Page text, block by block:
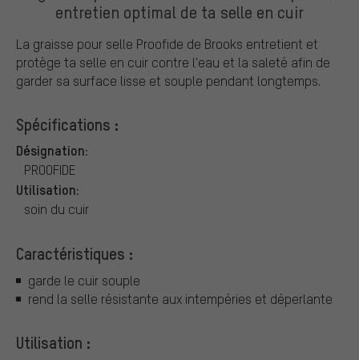
entretien optimal de ta selle en cuir
La graisse pour selle Proofide de Brooks entretient et
protège ta selle en cuir contre l'eau et la saleté afin de
garder sa surface lisse et souple pendant longtemps.
Spécifications :
Désignation:
PROOFIDE
Utilisation:
soin du cuir
Caractéristiques :
garde le cuir souple
rend la selle résistante aux intempéries et déperlante
Utilisation :